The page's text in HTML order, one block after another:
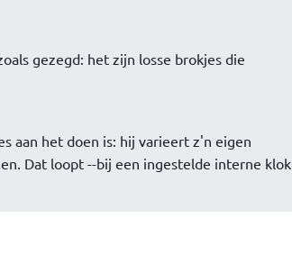
gezegd: het zijn losse brokjes die
aan het doen is: hij varieert z'n eigen
Dat loopt --bij een ingestelde interne klok